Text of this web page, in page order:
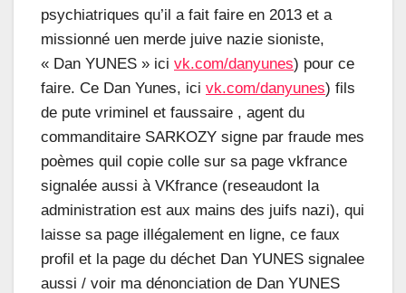
psychiatriques qu’il a fait faire en 2013 et a
missionné uen merde juive nazie sioniste,
« Dan YUNES » ici vk.com/danyunes) pour ce
faire. Ce Dan Yunes, ici vk.com/danyunes) fils
de pute vriminel et faussaire , agent du
commanditaire SARKOZY signe par fraude mes
poèmes quil copie colle sur sa page vkfrance
signalée aussi à VKfrance (reseaudont la
administration est aux mains des juifs nazi), qui
laisse sa page illégalement en ligne, ce faux
profil et la page du déchet Dan YUNES signalee
aussi / voir ma dénonciation de Dan YUNES